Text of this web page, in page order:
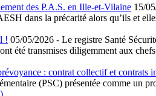
des P.A.S. en Ille-et-Vilaine 15/
dans la précarité alors qu’ils et
! 05/05/2026 - Le registre Santé
été transmises diligemment aux
: contrat collectif et contrats
(PSC) présentée comme un